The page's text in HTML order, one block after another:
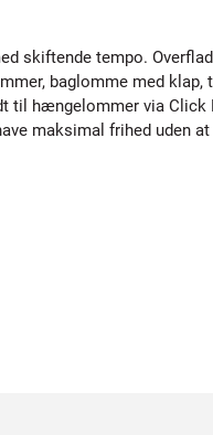
tempo.
baglomme med
til hængelommer via
maksimal frihed uden